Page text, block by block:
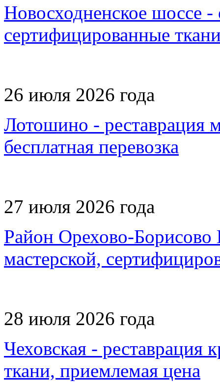
Новосходненское шоссе -
сертифицированные
26 июля 2026 года
Лотошино - реставрация
бесплатная перевозка
27 июля 2026 года
Район Орехово-
мастерской,
28 июля 2026 года
Чеховская - реставрация
ткани, приемлемая цена